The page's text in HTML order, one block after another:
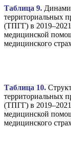
Таблица 9.
территориальных
(ТПГГ) в
медицинской
медицинского
Таблица 10.
территориальных
(ТПГГ) в
медицинской
медицинского